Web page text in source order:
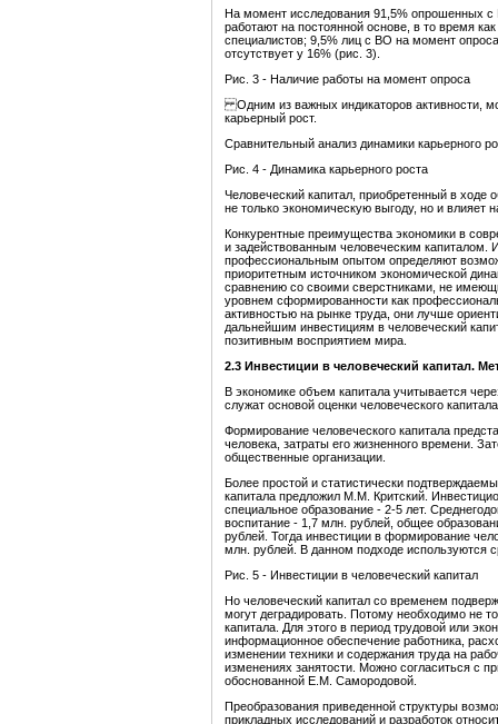
На момент исследования 91,5% опрошенных
работают на постоянной основе, в то время
специалистов; 9,5% лиц с ВО на момент
отсутствует у 16% (рис. 3).
Рис. 3 - Наличие работы на момент опроса
Одним из важных индикаторов активности,
карьерный рост.
Сравнительный анализ динамики карьерного
Рис. 4 - Динамика карьерного роста
Человеческий капитал, приобретенный в
не только экономическую выгоду, но и влияет
Конкурентные преимущества экономики в
и задействованным человеческим
профессиональным опытом определяют
приоритетным источником экономической
сравнению со своими сверстниками, не
уровнем сформированности как
активностью на рынке труда, они лучше
дальнейшим инвестициям в человеческий
позитивным восприятием мира.
2.3 Инвестиции в человеческий капитал.
В экономике объем капитала учитывается
служат основой оценки человеческого
Формирование человеческого капитала
человека, затраты его жизненного времени.
общественные организации.
Более простой и статистически
капитала предложил М.М. Критский.
специальное образование - 2-5 лет.
воспитание - 1,7 млн. рублей, общее
рублей. Тогда инвестиции в формирование
млн. рублей. В данном подходе используются
Рис. 5 - Инвестиции в человеческий капитал
Но человеческий капитал со временем
могут деградировать. Потому необходимо не
капитала. Для этого в период трудовой или
информационное обеспечение работника,
изменении техники и содержания труда на
изменениях занятости. Можно согласиться с
обоснованной Е.М. Самородовой.
Преобразования приведенной структуры
прикладных исследований и разработок